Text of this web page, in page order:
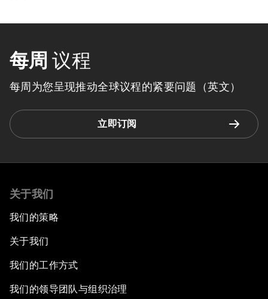
每周 议程
每周为您呈现推动全球议程的紧要问题（英文）
立即订阅
关于我们
我们的策略
关于我们
我们的工作方式
我们的领导团队与组织治理